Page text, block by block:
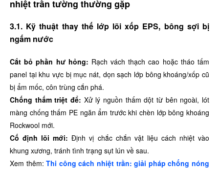
nhiệt trần tường thường gặp
3.1. Kỹ thuật thay thế lớp lõi xốp EPS, bông sợi bị
ngấm nước
Cắt bỏ phần hư hỏng: Rạch vách thạch cao hoặc tháo tấm
panel tại khu vực bị mục nát, dọn sạch lớp bông khoáng/xốp cũ
bị ẩm mốc, côn trùng cắn phá.
Chống thấm triệt để: Xử lý nguồn thấm dột từ bên ngoài, lót
màng chống thấm PE ngăn ẩm trước khi chèn lớp bông khoáng
Rockwool mới.
Cố định lõi mới:Định vị chắc chắn vật liệu cách nhiệt vào
khung xương, tránh tình trạng sụt lún về sau.
Xem thêm:Thi công cách nhiệt trần: giải pháp chống nóng